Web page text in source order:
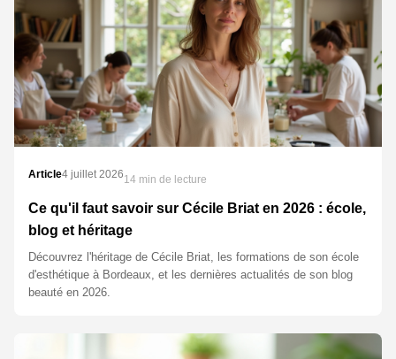
Article4 juillet 202614 min de lecture
Ce qu'il faut savoir sur Cécile Briat en 2026 : école,
blog et héritage
Découvrez l'héritage de Cécile Briat, les formations de son école
d'esthétique à Bordeaux, et les dernières actualités de son blog
beauté en 2026.